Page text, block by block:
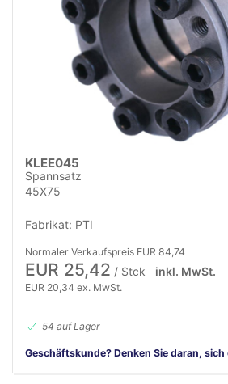
KLEE045
Spannsatz
45X75
Fabrikat: PTI
Normaler Verkaufspreis EUR 84,74
EUR 25,42 / Stck inkl. MwSt.
EUR 20,34 ex. MwSt.
54 auf Lager
Geschäftskunde? Denken Sie daran,